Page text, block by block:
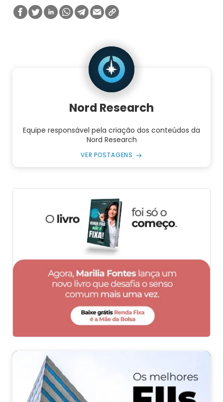
Nord Research
Equipe responsável pela criação dos conteúdos da
Nord Research
VER POSTAGENS